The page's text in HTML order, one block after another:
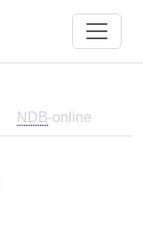
NDB-online